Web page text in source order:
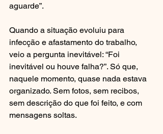
aguarde”.
Quando a situação evoluiu para
infecção e afastamento do trabalho,
veio a pergunta inevitável: “Foi
inevitável ou houve falha?”. Só que,
naquele momento, quase nada estava
organizado. Sem fotos, sem recibos,
sem descrição do que foi feito, e com
mensagens soltas.